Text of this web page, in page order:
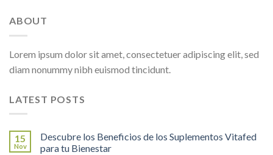
ABOUT
Lorem ipsum dolor sit amet, consectetuer adipiscing elit, sed
diam nonummy nibh euismod tincidunt.
LATEST POSTS
15
Nov
Descubre los Beneficios de los Suplementos Vitafed
para tu Bienestar